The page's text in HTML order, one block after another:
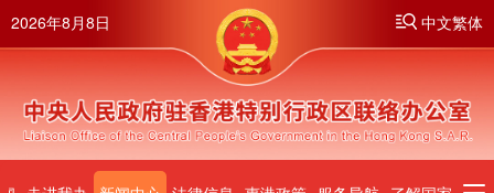
2026年8月8日 中文繁体